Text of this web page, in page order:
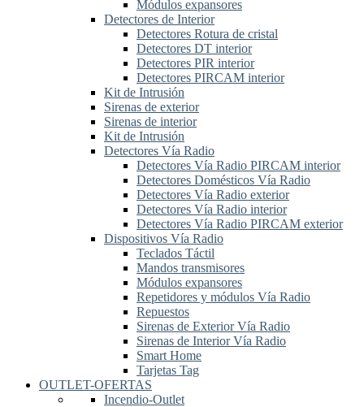
Módulos expansores
Detectores de Interior
Detectores Rotura de cristal
Detectores DT interior
Detectores PIR interior
Detectores PIRCAM interior
Kit de Intrusión
Sirenas de exterior
Sirenas de interior
Kit de Intrusión
Detectores Vía Radio
Detectores Vía Radio PIRCAM interior
Detectores Domésticos Vía Radio
Detectores Vía Radio exterior
Detectores Vía Radio interior
Detectores Vía Radio PIRCAM exterior
Dispositivos Vía Radio
Teclados Táctil
Mandos transmisores
Módulos expansores
Repetidores y módulos Vía Radio
Repuestos
Sirenas de Exterior Vía Radio
Sirenas de Interior Vía Radio
Smart Home
Tarjetas Tag
OUTLET-OFERTAS
Incendio-Outlet